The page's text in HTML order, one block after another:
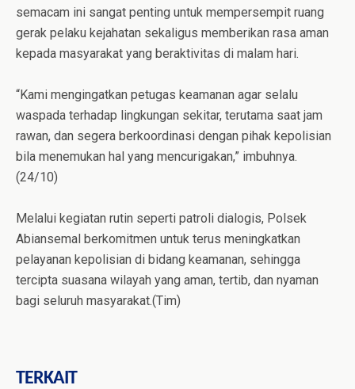
semacam ini sangat penting untuk mempersempit ruang
gerak pelaku kejahatan sekaligus memberikan rasa aman
kepada masyarakat yang beraktivitas di malam hari.
“Kami mengingatkan petugas keamanan agar selalu
waspada terhadap lingkungan sekitar, terutama saat jam
rawan, dan segera berkoordinasi dengan pihak kepolisian
bila menemukan hal yang mencurigakan,” imbuhnya.
(24/10)
Melalui kegiatan rutin seperti patroli dialogis, Polsek
Abiansemal berkomitmen untuk terus meningkatkan
pelayanan kepolisian di bidang keamanan, sehingga
tercipta suasana wilayah yang aman, tertib, dan nyaman
bagi seluruh masyarakat.(Tim)
TERKAIT